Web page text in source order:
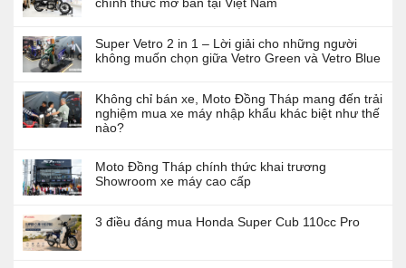
Super Vetro 2 in 1 – Lời giải cho những người
không muốn chọn giữa Vetro Green và Vetro Blue
Không chỉ bán xe, Moto Đồng Tháp mang đến trải
nghiệm mua xe máy nhập khẩu khác biệt như thế
nào?
Moto Đồng Tháp chính thức khai trương
Showroom xe máy cao cấp
3 điều đáng mua Honda Super Cub 110cc Pro